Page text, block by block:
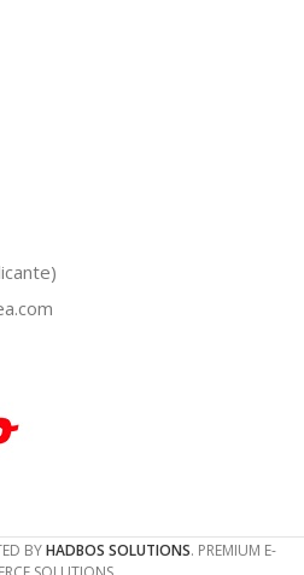
BYHADBOS SOLUTIONS. PREMIUM E-